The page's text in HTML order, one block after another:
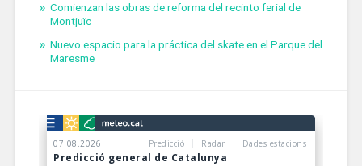
Comienzan las obras de reforma del recinto ferial de
Montjuïc
Nuevo espacio para la práctica del skate en el Parque del
Maresme